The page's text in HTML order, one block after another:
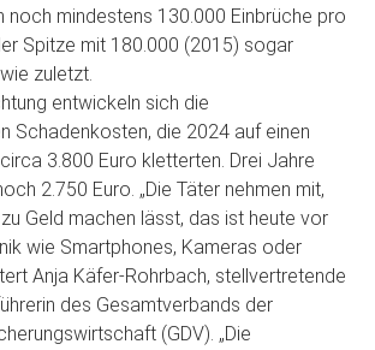
noch mindestens 130.000 Einbrüche pro
Spitze mit 180.000 (2015) sogar
zuletzt.
entwickeln sich die
Schadenkosten, die 2024 auf einen
3.800 Euro kletterten. Drei Jahre
2.750 Euro. „Die Täter nehmen mit,
Geld machen lässt, das ist heute vor
wie Smartphones, Kameras oder
Anja Käfer-Rohrbach, stellvertretende
des Gesamtverbands der
(GDV). „Die